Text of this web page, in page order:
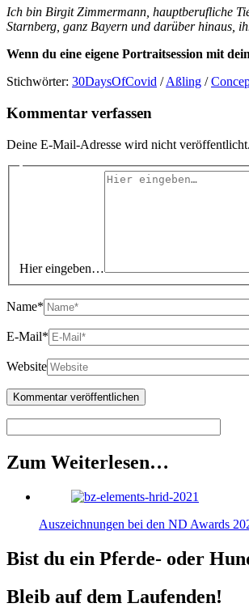
Ich bin Birgit Zimmermann, hauptberufliche
Starnberg, ganz Bayern und darüber hinaus,
Wenn du eine eigene Portraitsession mit
Stichwörter: 30DaysOfCovid /Aßling /
Kommentar verfassen
Deine E-Mail-Adresse wird nicht veröffentlicht.
Hier eingeben…
Name*
E-Mail*
Website
Zum Weiterlesen…
Auszeichnungen bei den ND Awards
Bist du ein Pferde- oder
Bleib auf dem Laufenden!